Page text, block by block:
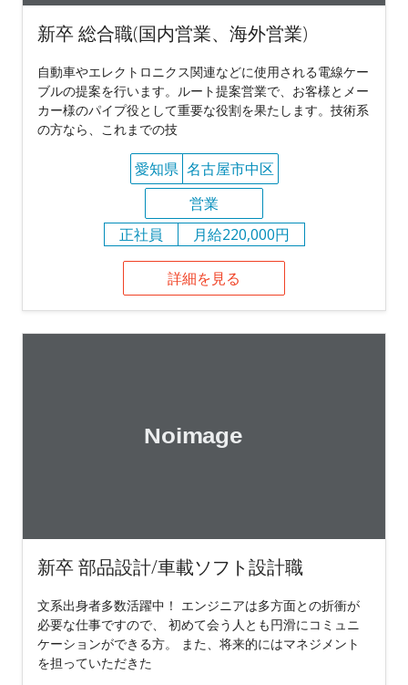
新卒 総合職(国内営業、海外営業)
自動車やエレクトロニクス関連などに使用される電線ケー
ブルの提案を行います。ルート提案営業で、お客様とメー
カー様のパイプ役として重要な役割を果たします。技術系
の方なら、これまでの技
愛知県 名古屋市中区
営業
正社員
月給220,000円
詳細を見る
新卒 部品設計/車載ソフト設計職
文系出身者多数活躍中！ エンジニアは多方面との折衝が
必要な仕事ですので、 初めて会う人とも円滑にコミュニ
ケーションができる方。 また、将来的にはマネジメント
を担っていただきた